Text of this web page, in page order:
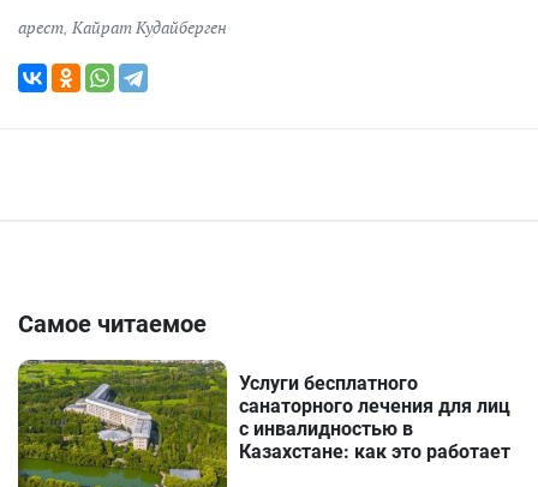
арест, Кайрат Кудайберген
Самое читаемое
Услуги бесплатного
санаторного лечения для лиц
с инвалидностью в
Казахстане: как это работает